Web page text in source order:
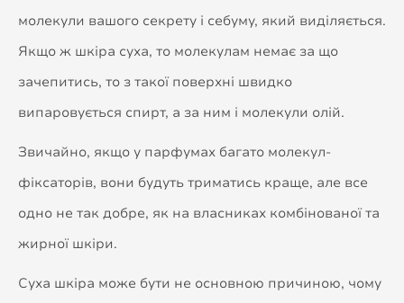
молекули вашого секрету і себуму, який виділяється.
Якщо ж шкіра суха, то молекулам немає за що
зачепитись, то з такої поверхні швидко
випаровується спирт, а за ним і молекули олій.
Звичайно, якщо у парфумах багато молекул-
фіксаторів, вони будуть триматись краще, але все
одно не так добре, як на власниках комбінованої та
жирної шкіри.
Суха шкіра може бути не основною причиною, чому